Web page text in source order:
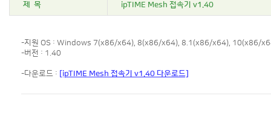
제 목 ipTIME Mesh 접속기 v1.40
-지원 OS : Windows 7(x86/x64), 8(x86/x64), 8.1(x86/x64), 10(x86/
-버전 : 1.40
-다운로드 : [ipTIME Mesh 접속기 v1.40 다운로드]